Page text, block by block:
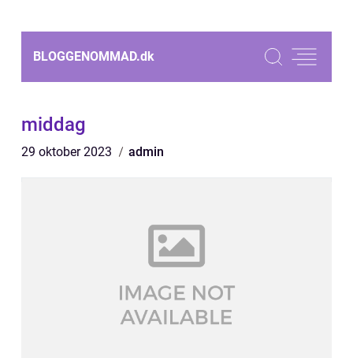
BLOGGENOMMAD.dk
middag
29 oktober 2023 admin